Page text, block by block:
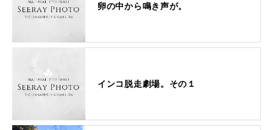
卵の中から鳴き声が。
インコ脱走劇場。その１